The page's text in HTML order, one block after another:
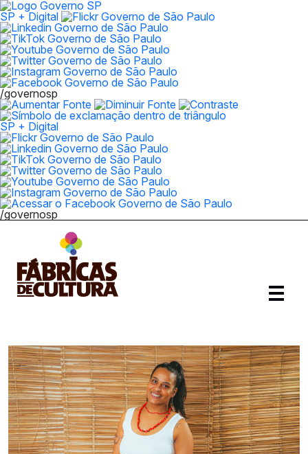
SP + Digital
/governosp
SP + Digital
/governosp